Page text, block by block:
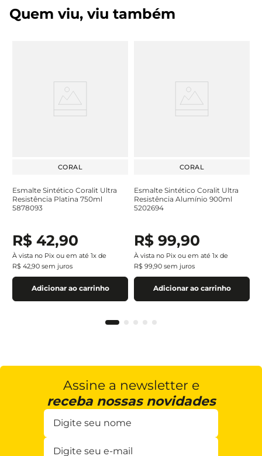
Quem viu, viu também
CORAL
Esmalte Sintético Coralit Ultra
Resistência Platina 750ml
5878093
R$ 42,90
À vista no Pix ou em até 1x de
R$ 42,90 sem juros
Adicionar ao carrinho
CORAL
Esmalte Sintético Coralit Ultra
Resistência Alumínio 900ml
5202694
R$ 99,90
À vista no Pix ou em até 1x de
R$ 99,90 sem juros
Adicionar ao carrinho
Assine a newsletter e
receba nossas novidades